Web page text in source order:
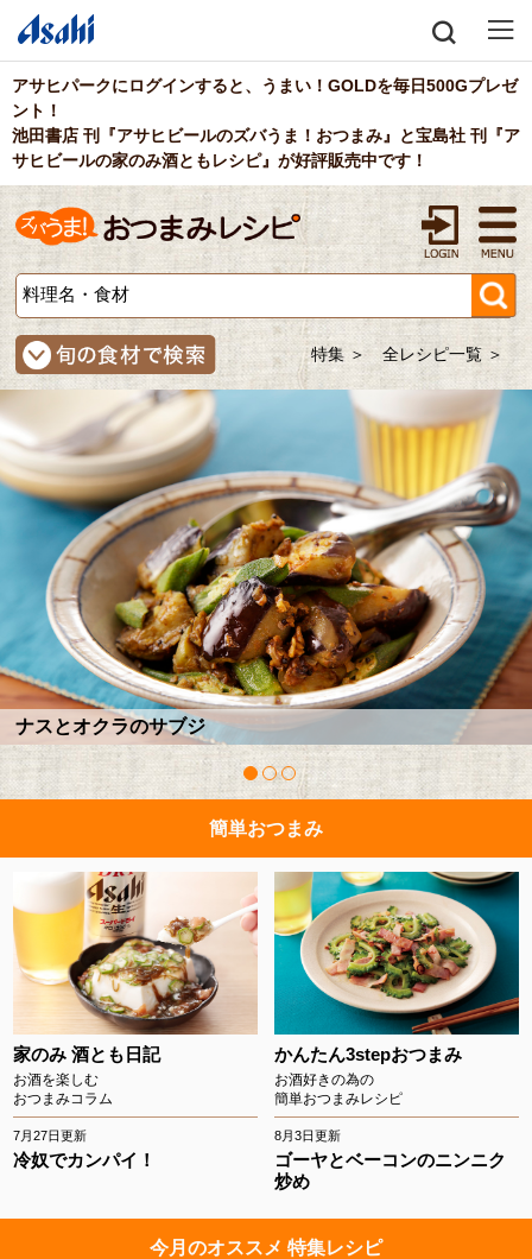
アサヒパークにログインすると、うまい！GOLDを毎日500Gプレゼ
ント！
池田書店 刊『アサヒビールのズバうま！おつまみ』
と宝島社 刊『ア
サヒビールの家のみ酒ともレシピ』 が好評販売中です！
特集 ＞ 全レシピ一覧 ＞
簡単おつまみ
家のみ 酒とも日記
お酒を楽しむ
おつまみコラム
7月27日更新
冷奴でカンパイ！
かんたん3stepおつまみ
お酒好きの為の
簡単おつまみレシピ
8月3日更新
ゴーヤとベーコンのニンニク
炒め
今月のオススメ 特集レシピ